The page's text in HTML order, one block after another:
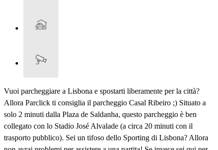
Vuoi parcheggiare a Lisbona e spostarti liberamente per la città?
Allora Parclick ti consiglia il parcheggio Casal Ribeiro ;) Situato a
solo 2 minuti dalla Plaza de Saldanha, questo parcheggio è ben
collegato con lo Stadio José Alvalade (a circa 20 minuti con il
trasporto pubblico). Sei un tifoso dello Sporting di Lisbona? Allora